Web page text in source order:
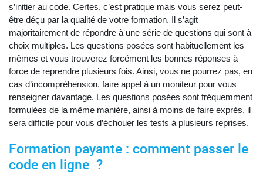
s’initier au code. Certes, c’est pratique mais vous serez peut-
être déçu par la qualité de votre formation. Il s’agit
majoritairement de répondre à une série de questions qui sont à
choix multiples. Les questions posées sont habituellement les
mêmes et vous trouverez forcément les bonnes réponses à
force de reprendre plusieurs fois. Ainsi, vous ne pourrez pas, en
cas d’incompréhension, faire appel à un moniteur pour vous
renseigner davantage. Les questions posées sont fréquemment
formulées de la même manière, ainsi à moins de faire exprès, il
sera difficile pour vous d’échouer les tests à plusieurs reprises.
Formation payante : comment passer le
code en ligne ?